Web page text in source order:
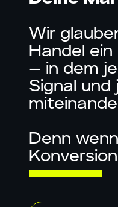
Wir
Handel
– in dem
Signal
Denn